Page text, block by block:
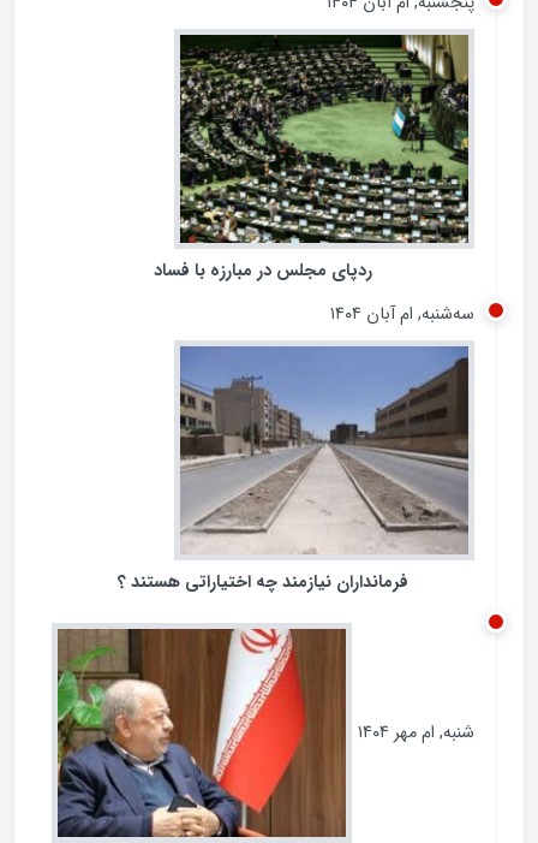
وام ازدواج به بیش از 80درصد متقاضیان پرداخت شده است
پنجشنبه, ام آبان ۱۴۰۴
ردپای مجلس در مبارزه با فساد
سه‌شنبه, ام آبان ۱۴۰۴
فرمانداران نیازمند چه اختیاراتی هستند ؟